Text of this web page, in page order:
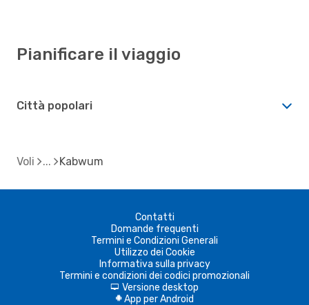
Pianificare il viaggio
Città popolari
Voli Kabwum
Contatti
Domande frequenti
Termini e Condizioni Generali
Utilizzo dei Cookie
Informativa sulla privacy
Termini e condizioni dei codici promozionali
d Versione desktop
A App per Android